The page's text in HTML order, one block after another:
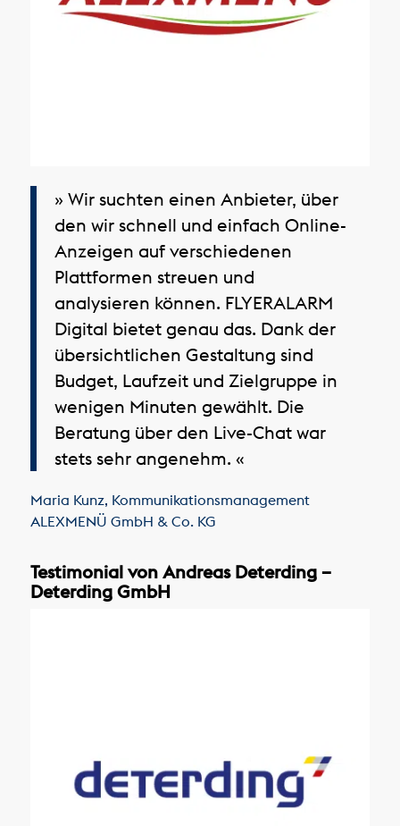
» Wir suchten einen Anbieter, über
den wir schnell und einfach Online-
Anzeigen auf verschiedenen
Plattformen streuen und
analysieren können. FLYERALARM
Digital bietet genau das. Dank der
übersichtlichen Gestaltung sind
Budget, Laufzeit und Zielgruppe in
wenigen Minuten gewählt. Die
Beratung über den Live-Chat war
stets sehr angenehm. «
Maria Kunz, Kommunikationsmanagement
ALEXMENÜ GmbH & Co. KG
Testimonial von Andreas Deterding –
Deterding GmbH